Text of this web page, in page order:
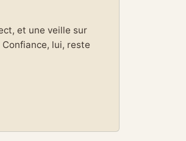
et une veille sur
lui, reste